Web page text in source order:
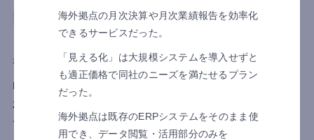
ロジスティクス
日本ECOTS株式会社
導入目的 業務効率化
multibook導入で「経理工数を3分の1」に削減。
わずか3ヶ月、バックオフィス2名体制で基幹シス
テムを刷新し、会計の内製化を実現
海外拠点の月次決算や月次業績報告を効率化
できるサービスだった。
「見える化」は大規模システムを導入せずと
も適正価格で同社のニーズを満たせるプラン
だった。
海外拠点は既存のERPシステムをそのまま使
用でき、データ閲覧・活用部分のみを